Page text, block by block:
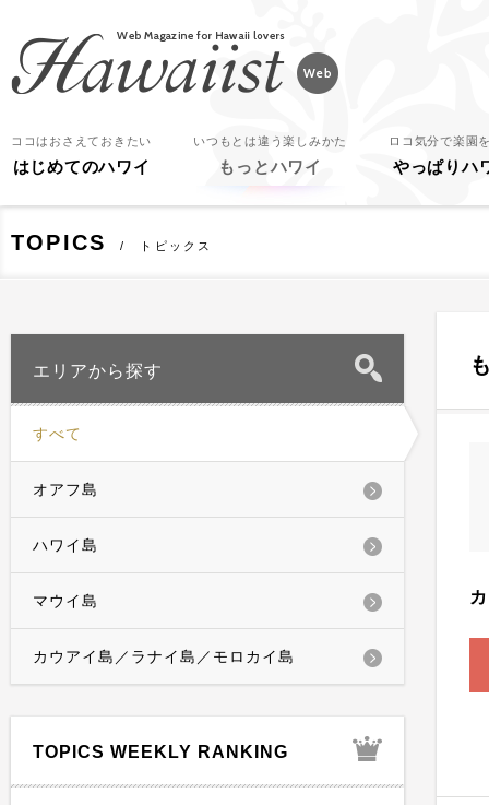
ココはおさえておきたい
はじめてのハワイ
いつもとは違う楽しみかた
もっとハワイ
ロコ気分で楽園
やっぱりハ
TOPICS トピックス
エリアから探す
すべて
オアフ島
ハワイ島
マウイ島
カウアイ島／ラナイ島／モロカイ島
TOPICS WEEKLY RANKING